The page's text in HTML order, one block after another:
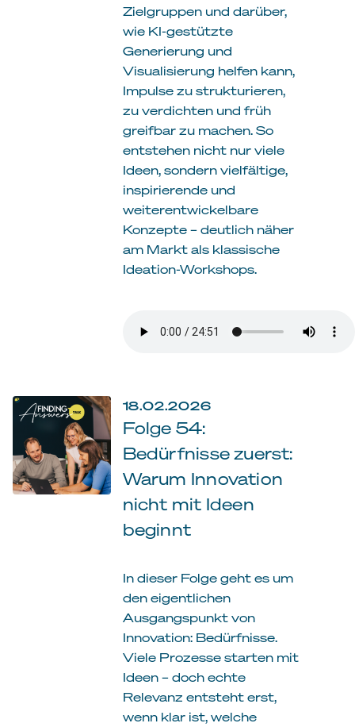
Zielgruppen und darüber,
wie KI-gestützte
Generierung und
Visualisierung helfen kann,
Impulse zu strukturieren,
zu verdichten und früh
greifbar zu machen. So
entstehen nicht nur viele
Ideen, sondern vielfältige,
inspirierende und
weiterentwickelbare
Konzepte – deutlich näher
am Markt als klassische
Ideation-Workshops.
18.02.2026
Folge 54:
Bedürfnisse zuerst:
Warum Innovation
nicht mit Ideen
beginnt
In dieser Folge geht es um
den eigentlichen
Ausgangspunkt von
Innovation: Bedürfnisse.
Viele Prozesse starten mit
Ideen – doch echte
Relevanz entsteht erst,
wenn klar ist, welche